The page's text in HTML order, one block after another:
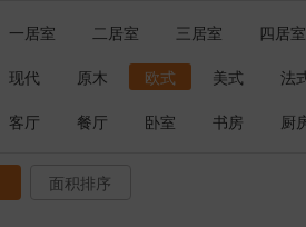
一居室 二居室 三居室
四居室
现代 原木 欧式 美式
法
客厅 餐厅 卧室 书房 厨
面积排序